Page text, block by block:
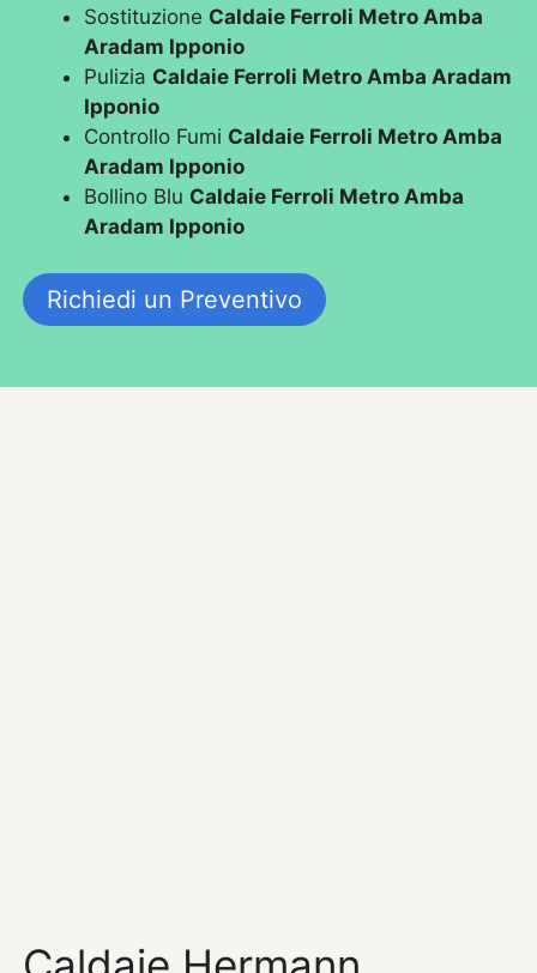
Sostituzione Caldaie Ferroli Metro Amba
Aradam Ipponio
Pulizia Caldaie Ferroli Metro Amba Aradam
Ipponio
Controllo Fumi Caldaie Ferroli Metro Amba
Aradam Ipponio
Bollino Blu Caldaie Ferroli Metro Amba
Aradam Ipponio
Richiedi un Preventivo